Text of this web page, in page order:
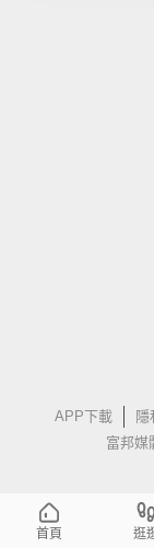
APP下載 隱
富邦媒
首頁 逛